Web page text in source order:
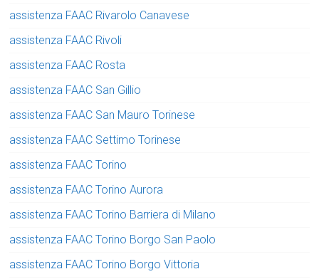
assistenza FAAC Rivarolo Canavese
assistenza FAAC Rivoli
assistenza FAAC Rosta
assistenza FAAC San Gillio
assistenza FAAC San Mauro Torinese
assistenza FAAC Settimo Torinese
assistenza FAAC Torino
assistenza FAAC Torino Aurora
assistenza FAAC Torino Barriera di Milano
assistenza FAAC Torino Borgo San Paolo
assistenza FAAC Torino Borgo Vittoria